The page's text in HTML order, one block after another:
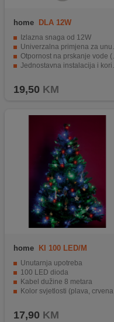
home DLA 12W
Izlazna snaga od 12W
Univerzalna primjena za unutrašnju i vanjsku uporabu
Otpornost na prskanje vode (IP44)
Jednostavna instalacija i korištenje
19,50 KM
home KI 100 LED/M
Unutarnja upotreba
100 LED dioda
Kabel dužine 8 metara
Kolor svjetlosti (plava, crvena, žuta)
17,90 KM